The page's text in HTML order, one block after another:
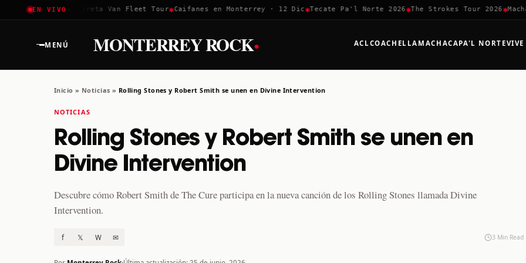
EN VIVO
Coachella 2026✱ Greta Van Fleet Tour✱Caifanes en Monterrey · 12 Dic ✱Tecate Pa'l Norte 2026✱The Strokes Tour 2026✱
MENÚ MONTERREY ROCK· ACLCOACHELLA MACHACAPA'L NORTE
Inicio » Noticias » Rolling Stones y Robert Smith se unen en Divine Intervention
NOTICIAS
Rolling Stones y Robert Smith se unen en
Divine Intervention
Descubre cómo Robert Smith de The Cure participa en la nueva canción de los Rolling Stones llamada Divine
Intervention.
f 𝕏 W ✉ 3 Min Read